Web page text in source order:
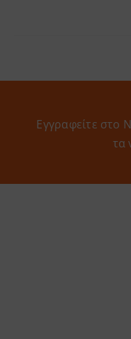
Εγγραφείτε στο
τα